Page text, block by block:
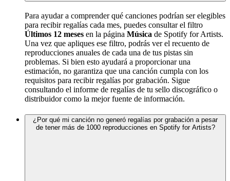
Para ayudar a comprender qué canciones podrían ser elegibles
para recibir regalías cada mes, puedes consultar el filtro
Últimos 12 meses en la página Música de Spotify for Artists.
Una vez que apliques ese filtro, podrás ver el recuento de
reproducciones anuales de cada una de tus pistas sin
problemas. Si bien esto ayudará a proporcionar una
estimación, no garantiza que una canción cumpla con los
requisitos para recibir regalías por grabación. Sigue
consultando el informe de regalías de tu sello discográfico o
distribuidor como la mejor fuente de información.
¿Por qué mi canción no generó regalías por grabación a pesar
de tener más de 1000 reproducciones en Spotify for Artists?